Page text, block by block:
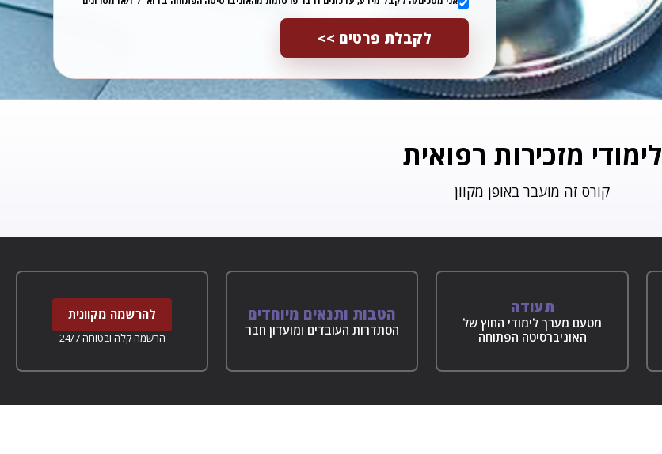
לקבלת פרטים >>
לימודי מזכירות רפואית
קורס זה מועבר באופן מקוון
תעודה
מטעם מערך לימודי החוץ של
האוניברסיטה הפתוחה
הטבות ותנאים מיוחדים
הסתדרות העובדים ומועדון חבר
להרשמה מקוונית
הרשמה קלה ובטוחה 24/7